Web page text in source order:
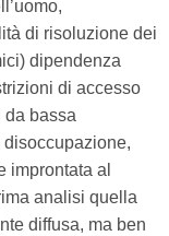
di risoluzione dei
dipendenza
di accesso
da bassa
improntata al
analisi quella
diffusa, ma ben